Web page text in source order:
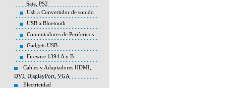
Sata, PS2
Usb a Convertidor de sonido
USB a Bluetooth
Conmutadores de Perifericos
Gadgets USB
Firewire 1394 A y B
Cables y Adaptadores HDMI,
DVI, DisplayPort, VGA
Electricidad